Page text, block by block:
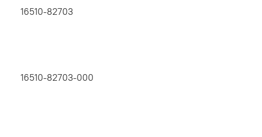
16510-82703
16510-82703-000